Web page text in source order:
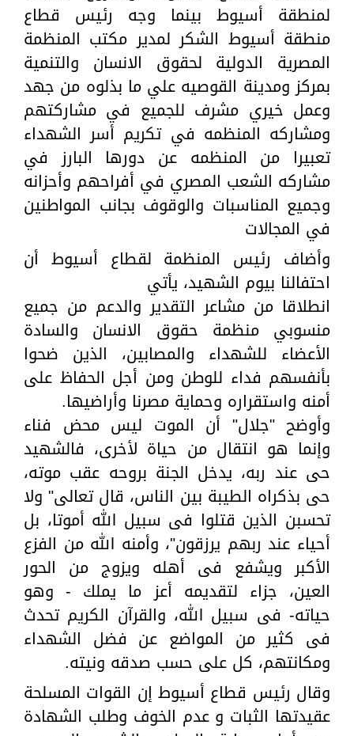
لمنطقة أسيوط بينما وجه رئيس قطاع
منطقة أسيوط الشكر لمدير مكتب المنظمة
المصرية الدولية لحقوق الانسان والتنمية
بمركز ومدينة القوصيه علي ما بذلوه من جهد
وعمل خيري مشرف للجميع في مشاركتهم
ومشاركه المنظمه في تكريم أسر الشهداء
تعبيرا من المنظمه عن دورها البارز في
مشاركه الشعب المصري في أفراحهم وأحزانه
وجميع المناسبات والوقوف بجانب المواطنين
في المجالات
وأضاف رئيس المنظمة لقطاع أسيوط أن
احتفالنا بيوم الشهيد، يأتي
انطلاقا من مشاعر التقدير والدعم من جميع
منسوبي منظمة حقوق الانسان والسادة
الأعضاء للشهداء والمصابين، الذين ضحوا
بأنفسهم فداء للوطن ومن أجل الحفاظ على
أمنه واستقراره وحماية مصرنا وأراضيها.
وأوضح "جلال" أن الموت ليس محض فناء
وإنما هو انتقال من حياة لأخرى، فالشهيد
حى عند ربه، يدخل الجنة بروحه عقب موته،
حى بذكراه الطيبة بين الناس، قال تعالى" ولا
تحسبن الذين قتلوا فى سبيل الله أموتا، بل
أحياء عند ربهم يرزقون"، وأمنه الله من الفزع
الأكبر ويشفع فى أهله ويزوج من الحور
العين، جزاء لتقديمه أعز ما يملك - وهو
حياته- فى سبيل الله، والقرآن الكريم تحدث
فى كثير من المواضع عن فضل الشهداء
ومكانتهم، كل على حسب صدقه ونيته.
وقال رئيس قطاع أسيوط إن القوات المسلحة
عقيدتها الثبات و عدم الخوف وطلب الشهادة